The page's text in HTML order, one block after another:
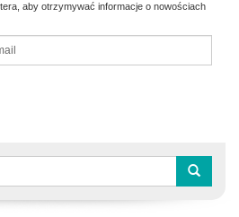
aby otrzymywać informacje o nowościach